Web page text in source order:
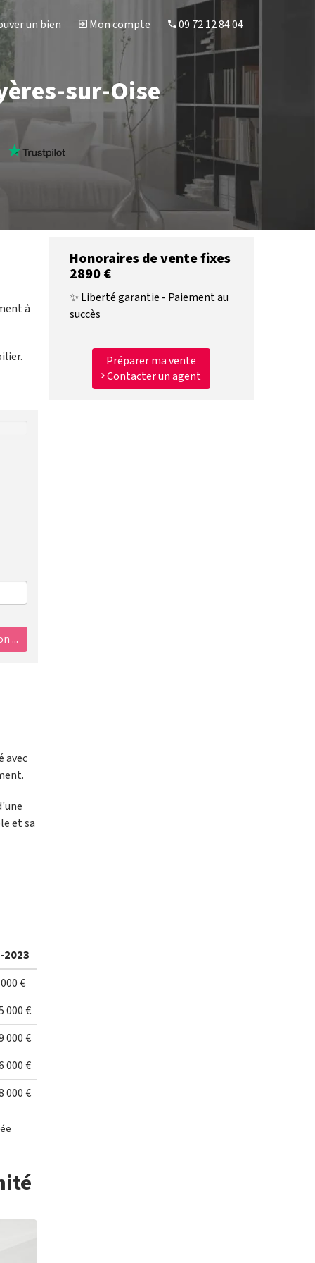
un bien Mon compte 09 72 12 84 04
sur-Oise
à
...
avec
et sa
2023
€
000 €
000 €
000 €
000 €
Honoraires de vente fixes
2890 €
✨ Liberté garantie - Paiement au
succès
Préparer ma vente
Contacter un agent